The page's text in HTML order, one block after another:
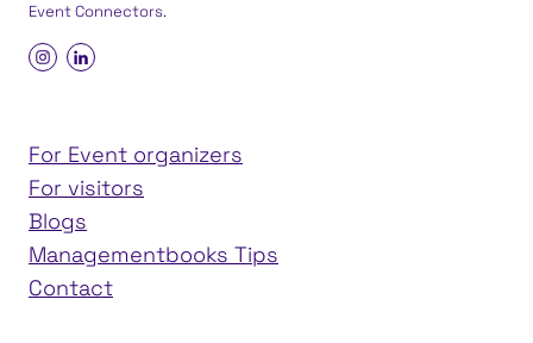
Event Connectors.
For Event organizers
For visitors
Blogs
Managementbooks Tips
Contact